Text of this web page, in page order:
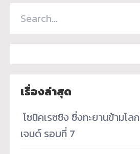
เรื่องล่าสุด
โซนิคเรซซิง ซิ่งทะยานข้ามโล
เจนด์ รอบที่ 7